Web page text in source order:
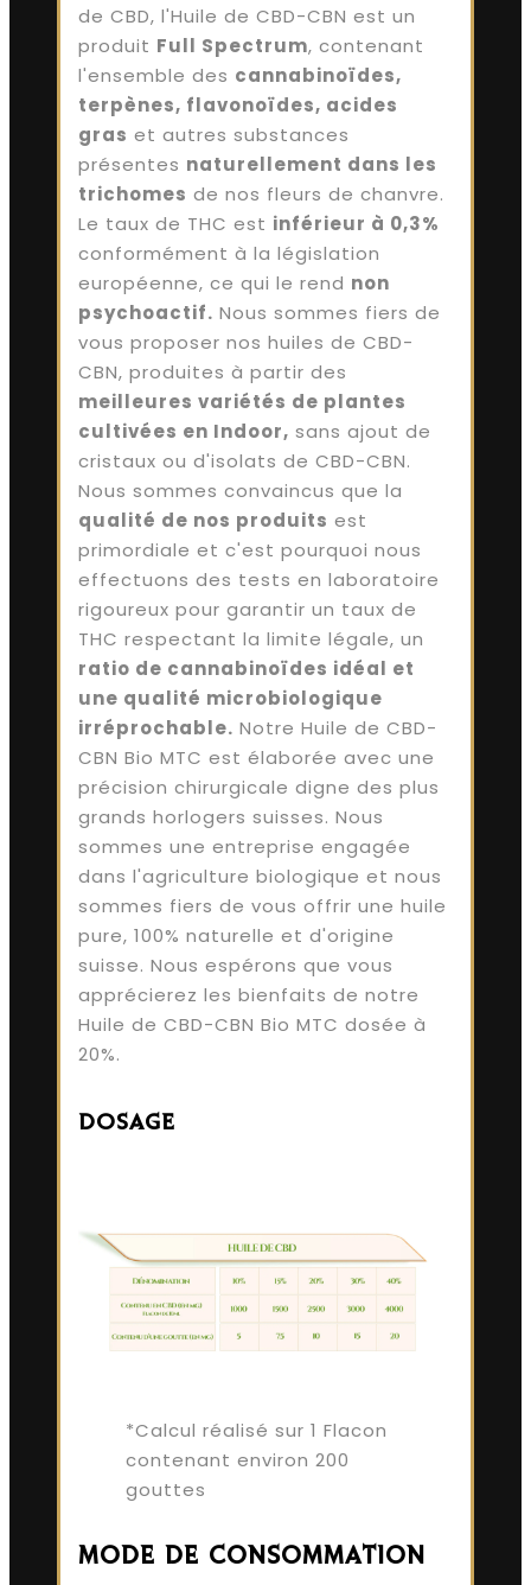
de CBD, l'Huile de CBD-CBN est un
produit Full Spectrum, contenant
l'ensemble des cannabinoïdes,
terpènes, flavonoïdes, acides
gras et autres substances
présentes naturellement dans les
trichomes de nos fleurs de chanvre.
Le taux de THC est inférieur à 0,3%
conformément à la législation
européenne, ce qui le rend non
psychoactif. Nous sommes fiers de
vous proposer nos huiles de CBD-
CBN, produites à partir des
meilleures variétés de plantes
cultivées en Indoor, sans ajout de
cristaux ou d'isolats de CBD-CBN.
Nous sommes convaincus que la
qualité de nos produits est
primordiale et c'est pourquoi nous
effectuons des tests en laboratoire
rigoureux pour garantir un taux de
THC respectant la limite légale, un
ratio de cannabinoïdes idéal et
une qualité microbiologique
irréprochable. Notre Huile de CBD-
CBN Bio MTC est élaborée avec une
précision chirurgicale digne des plus
grands horlogers suisses. Nous
sommes une entreprise engagée
dans l'agriculture biologique et nous
sommes fiers de vous offrir une huile
pure, 100% naturelle et d'origine
suisse. Nous espérons que vous
apprécierez les bienfaits de notre
Huile de CBD-CBN Bio MTC dosée à
20%.
DOSAGE
*Calcul réalisé sur 1 Flacon
contenant environ 200
gouttes
MODE DE CONSOMMATION